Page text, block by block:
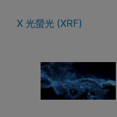
X 光螢光 (XRF)